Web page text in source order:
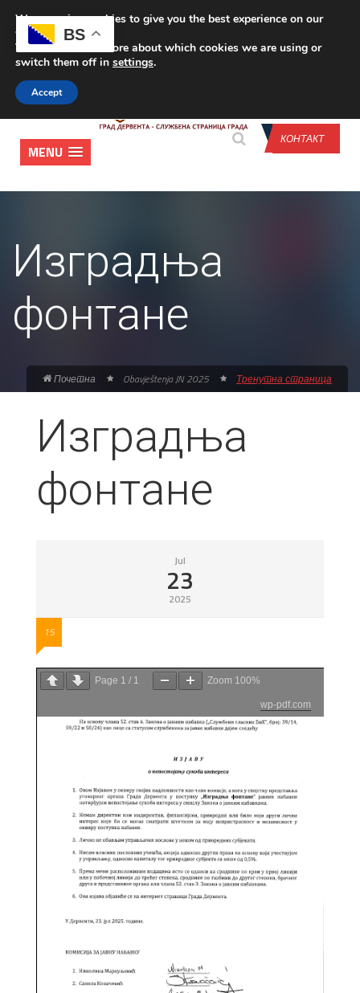
CONTACT US
КОНТАКТ
MENU
Изградња
фонтане
Почетна Obavještenja JN 2025 Тренутна страница
Изградња
фонтане
Jul
23
2025
15
Page 1 / 1 Zoom 100%
wp-pdf.com
BS
We are using cookies to give you the best experience on our
website.
You can find out more about which cookies we are using or
switch them off in settings.
Accept